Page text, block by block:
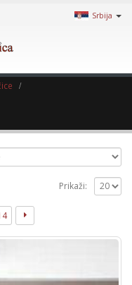
Srbija
Prikaži: